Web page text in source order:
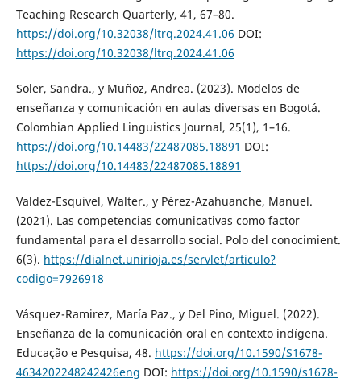
Teaching Research Quarterly, 41, 67–80.
https://doi.org/10.32038/ltrq.2024.41.06 DOI:
https://doi.org/10.32038/ltrq.2024.41.06
Soler, Sandra., y Muñoz, Andrea. (2023). Modelos de
enseñanza y comunicación en aulas diversas en Bogotá.
Colombian Applied Linguistics Journal, 25(1), 1–16.
https://doi.org/10.14483/22487085.18891 DOI:
https://doi.org/10.14483/22487085.18891
Valdez-Esquivel, Walter., y Pérez-Azahuanche, Manuel.
(2021). Las competencias comunicativas como factor
fundamental para el desarrollo social. Polo del conocimient.
6(3). https://dialnet.unirioja.es/servlet/articulo?
codigo=7926918
Vásquez-Ramirez, María Paz., y Del Pino, Miguel. (2022).
Enseñanza de la comunicación oral en contexto indígena.
Educação e Pesquisa, 48. https://doi.org/10.1590/S1678-
4634202248242426eng DOI: https://doi.org/10.1590/s1678-